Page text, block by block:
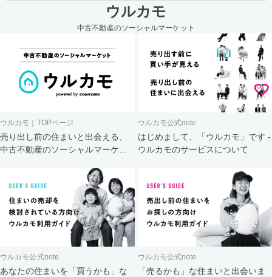
ウルカモ
中古不動産のソーシャルマーケット
ウルカモ｜TOPページ
売り出し前の住まいと出会える、
中古不動産のソーシャルマーケッ
ウルカモ公式note
はじめまして、「ウルカモ」です -
ウルカモのサービスについて
ウルカモ公式note
あなたの住まいを「買うかも」な
ウルカモ公式note
「売るかも」な住まいと出会いま